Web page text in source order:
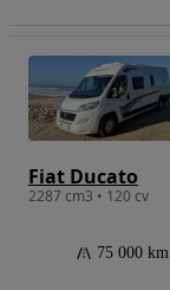
Fiat Ducato
2287 cm3 • 120 cv
75 000 km